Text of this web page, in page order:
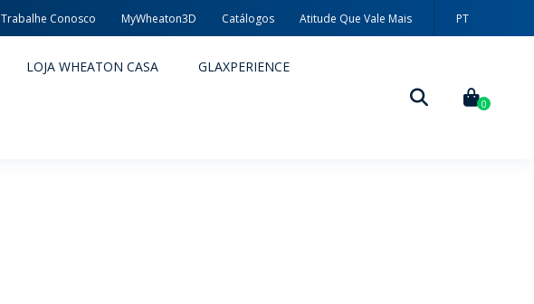
Trabalhe Conosco MyWheaton3D Catálogos Atitude Que Vale Mais PT
LOJA WHEATON CASA GLAXPERIENCE
0